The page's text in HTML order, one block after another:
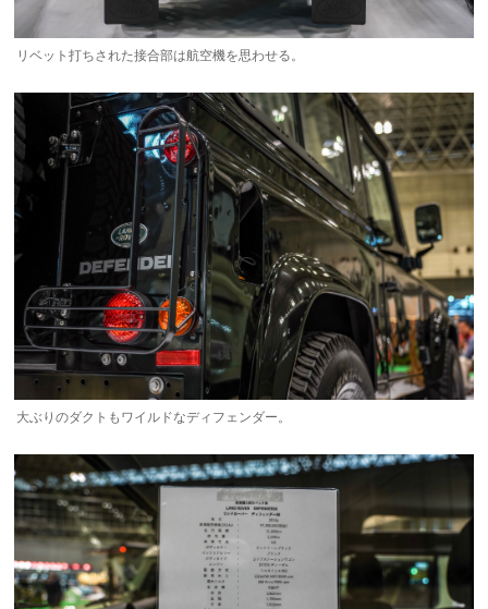
リベット打ちされた接合部は航空機を思わせる。
大ぶりのダクトもワイルドなディフェンダー。